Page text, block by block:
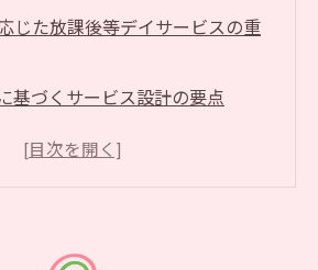
じた放課後等デイサービスの重
基づくサービス設計の要点
市・栃木市の特有ニーズとは
活かしたサービス連携